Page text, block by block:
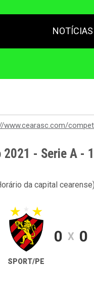
NOTÍCIAS
www.cearasc.com/
- Serie A -
da capital cearense)
SPORT/PE
0 X 0